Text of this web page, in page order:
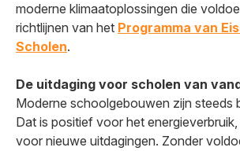
moderne klimaatoplossingen die
richtlijnen van het Programma van
Scholen.
De uitdaging voor scholen van
Moderne schoolgebouwen zijn steeds
Dat is positief voor het
voor nieuwe uitdagingen. Zonder